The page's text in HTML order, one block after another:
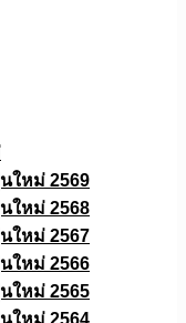
ใหม่ 2569
ใหม่ 2568
ใหม่ 2567
ใหม่ 2566
ใหม่ 2565
ใหม่ 2564